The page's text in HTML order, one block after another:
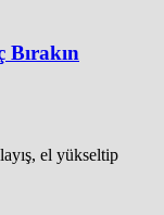
el yükseltip